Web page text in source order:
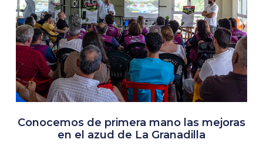
Conocemos de primera mano las mejoras
en el azud de La Granadilla